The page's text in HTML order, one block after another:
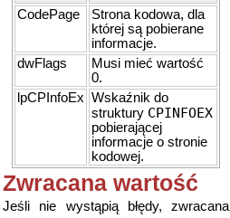
CodePage
Strona kodowa, dla
której są pobierane
informacje.
dwFlags
Musi mieć wartość
0.
lpCPInfoEx Wskaźnik do
struktury CPINFOEX
pobierającej
informacje o stronie
kodowej.
Zwracana wartość
Jeśli nie wystąpią błędy, zwracana